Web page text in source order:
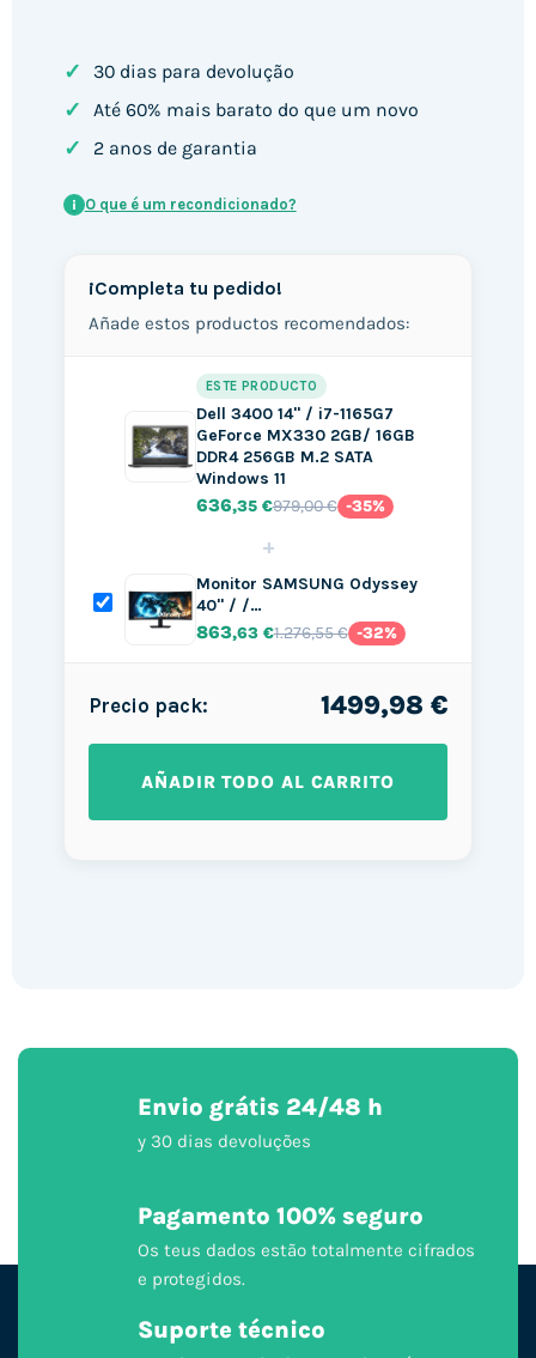
✓ 30 dias para devolução
✓ Até 60% mais barato do que um novo
✓ 2 anos de garantia
i O que é um recondicionado?
¡Completa tu pedido!
Añade estos productos recomendados:
ESTE PRODUCTO
Dell 3400 14" / i7-1165G7
GeForce MX330 2GB/ 16GB
DDR4 256GB M.2 SATA
Windows 11
636,35 €979,00 € -35%
+
Monitor SAMSUNG Odyssey
40" / /…
863,63 €1.276,55 € -32%
Precio pack: 1499,98 €
AÑADIR TODO AL CARRITO
Envio grátis 24/48 h
y 30 dias devoluções
Pagamento 100% seguro
Os teus dados estão totalmente cifrados
e protegidos.
Suporte técnico